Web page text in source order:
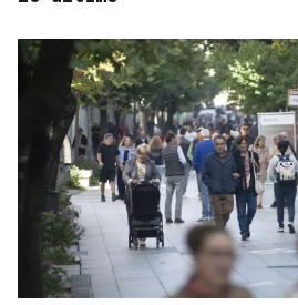
Eva Arias revindicó el papel
Vilamartín de Valdeorras